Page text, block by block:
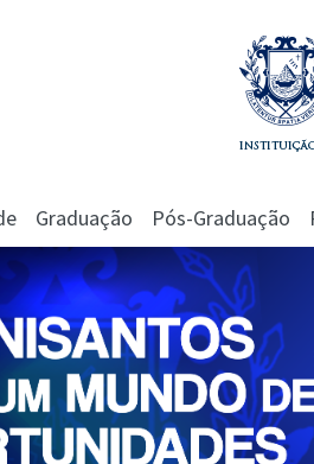
Graduação Pós-Graduação